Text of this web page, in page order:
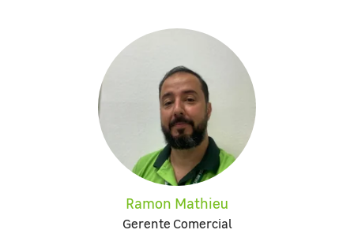
Ramon Mathieu
Gerente Comercial